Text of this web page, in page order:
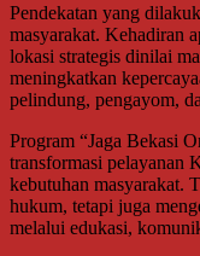
Pendekatan yang
masyarakat. Kehadiran
lokasi strategis dinilai
meningkatkan
pelindung, pengayom,
Program “Jaga Bekasi
transformasi pelayanan
kebutuhan masyarakat.
hukum, tetapi juga
melalui edukasi,